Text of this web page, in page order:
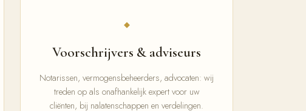
◆
Voorschrijvers & adviseurs
Notarissen, vermogensbeheerders, advocaten: wij
treden op als onafhankelijk expert voor uw
cliënten, bij nalatenschappen en verdelingen.